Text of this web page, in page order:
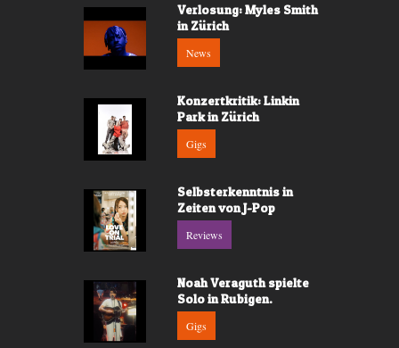
Verlosung: Myles Smith
in Zürich
News
Konzertkritik: Linkin
Park in Zürich
Gigs
Selbsterkenntnis in
Zeiten von J-Pop
Reviews
Noah Veraguth spielte
Solo in Rubigen.
Gigs